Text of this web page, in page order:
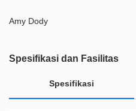
Amy Dody
Spesifikasi dan Fasilitas
Spesifikasi